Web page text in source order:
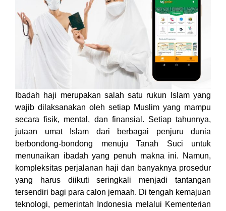
Ibadah haji merupakan salah satu rukun Islam yang
wajib dilaksanakan oleh setiap Muslim yang mampu
secara fisik, mental, dan finansial. Setiap tahunnya,
jutaan umat Islam dari berbagai penjuru dunia
berbondong-bondong menuju Tanah Suci untuk
menunaikan ibadah yang penuh makna ini. Namun,
kompleksitas perjalanan haji dan banyaknya prosedur
yang harus diikuti seringkali menjadi tantangan
tersendiri bagi para calon jemaah. Di tengah kemajuan
teknologi, pemerintah Indonesia melalui Kementerian